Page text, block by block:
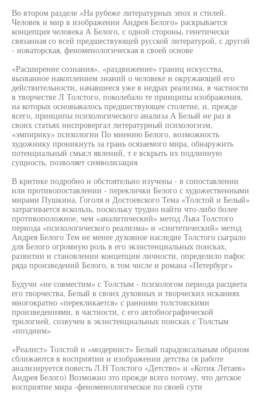
Во втором разделе «На рубеже литературных эпох и стилей.
Человек и мир в изображении Андрея Белого» раскрывается
концепция человека А Белого, с одной стороны, генетически
связанная со всей предшествующей русской литературой, с другой
- новаторская, феноменологическая в своей основе
«Расширение сознания», «раздвижение» границ искусства,
вызванное накоплением знаний о человеке и окружающей его
действительности, начавшееся уже в недрах реализма, в частности
в творчестве Л Толстого, поколебало те принципы изображения,
на которых основывалось предшествующее столетие, и, прежде
всего, принципы психологического анализа А Белый не раз в
своих статьях ниспровергал литературный психологизм,
«эмпирику» психологии По мнению Белого, возможность
художнику проникнуть за грань осязаемого мира, обнаружить
потенциальный смысл явлений, т е вскрыть их подлинную
сущность, позволяет символизация
В критике подробно и обстоятельно изучены - в сопоставлении
или противопоставлении - переклички Белого с художественными
мирами Пушкина, Гоголя и Достоевского Тема «Толстой и Белый»
затрагивается вскользь, поскольку трудно найти что-либо более
противоположное, чем «аналитический» метод Льва Толстого
периода «психологического реализма» и «синтетический» метод
Андрея Белого Тем не менее духовное наследие Толстого сыграло
для Белого огромную роль в его экзистенциальных поисках,
развитии и становлении концепции личности, определило пафос
ряда произведений Белого, в том числе и романа «Петербург»
Будучи «не совместим» с Толстым - психологом периода расцвета
его творчества, Белый в своих духовных и творческих исканиях
многократно «перекликается» с ранними толстовскими
произведениями, в частности, с его автобиографической
трилогией, созвучен в экзистенциальных поисках с Толстым
«поздним»
«Реалист» Толстой и «модернист» Белый парадоксальным образом
сближаются в восприятии и изображении детства (в работе
анализируется повесть Л.Н Толстого «Детство» и «Котик Летаев»
Андрея Белого) Возможно это прежде всего потому, что детское
восприятие мира -феноменологическое по своей сути